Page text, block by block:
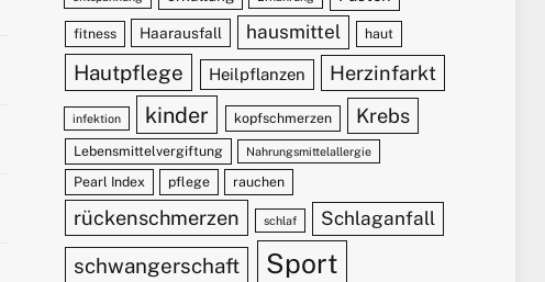
fitness Haarausfall hausmittel haut
Hautpflege Heilpflanzen Herzinfarkt
infektion kinder kopfschmerzen Krebs
Lebensmittelvergiftung Nahrungsmittelallergie
Pearl Index pflege rauchen
rückenschmerzen schlaf Schlaganfall
schwangerschaft Sport